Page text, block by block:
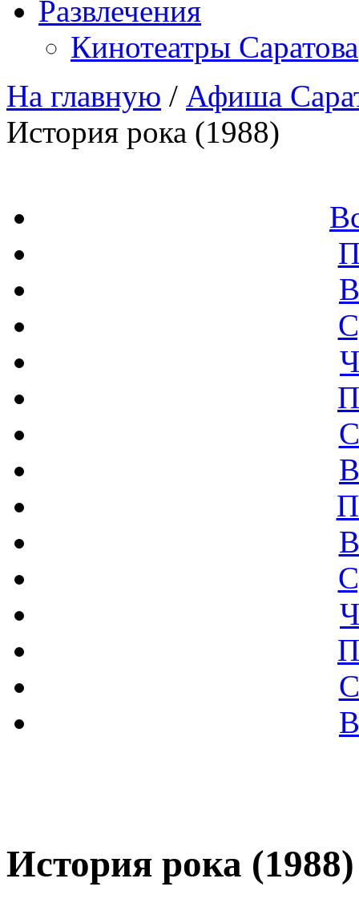
Развлечения
Кинотеатры Саратова
На главную / Афиша
История рока (1988)
История рока (1988)